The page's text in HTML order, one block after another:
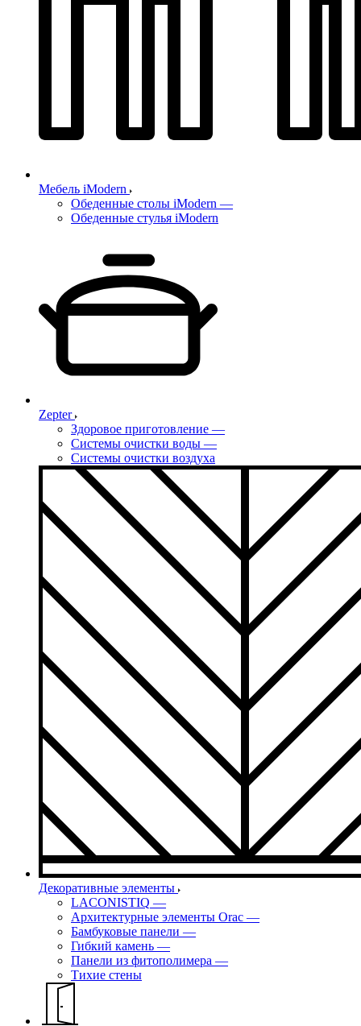
Мебель iModern
Обеденные столы iModern —
Обеденные стулья iModern
Zepter
Здоровое приготовление —
Системы очистки воды —
Системы очистки воздуха
Декоративные элементы
LACONISTIQ —
Архитектурные элементы Orac —
Бамбуковые панели —
Гибкий камень —
Панели из фитополимера —
Тихие стены